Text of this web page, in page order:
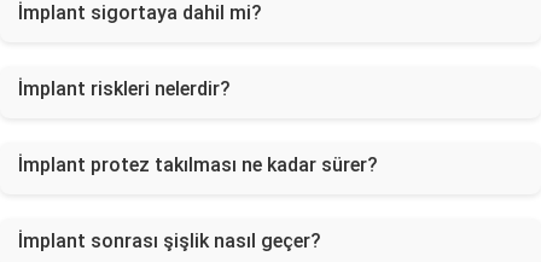
İmplant sigortaya dahil mi?
İmplant riskleri nelerdir?
İmplant protez takılması ne kadar sürer?
İmplant sonrası şişlik nasıl geçer?